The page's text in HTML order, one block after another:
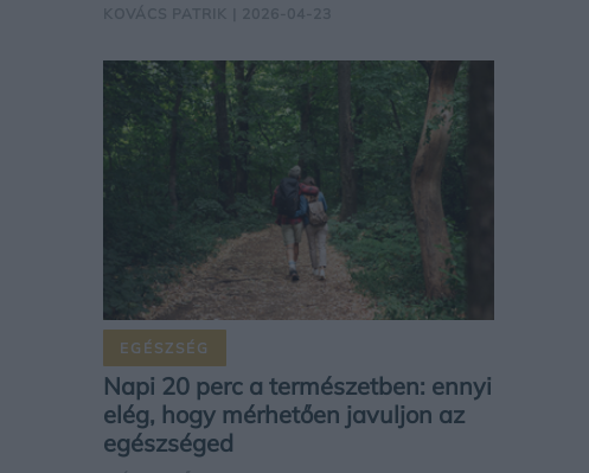
EGÉSZSÉG
Napi 20 perc a természetben: ennyi
elég, hogy mérhetően javuljon az
egészséged